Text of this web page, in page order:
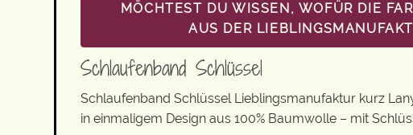
MÖCHTEST DU WISSEN, WOFÜR DIE
AUS DER
Schlaufenband Schlüssel
Schlaufenband Schlüssel Lieblingsmanufaktur kurz
in einmaligem Design aus 100% Baumwolle – mit